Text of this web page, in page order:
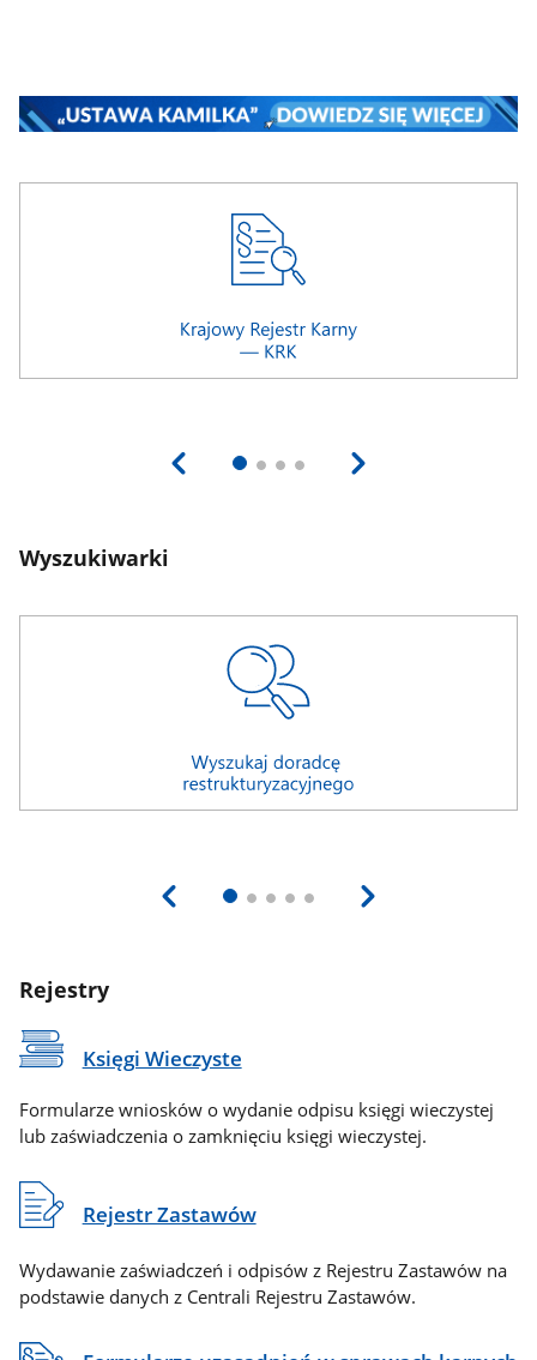
Wyszukiwarki
Rejestry
Księgi Wieczyste
Formularze wniosków o wydanie odpisu księgi wieczystej
lub zaświadczenia o zamknięciu księgi wieczystej.
Rejestr Zastawów
Wydawanie zaświadczeń i odpisów z Rejestru Zastawów na
podstawie danych z Centrali Rejestru Zastawów.